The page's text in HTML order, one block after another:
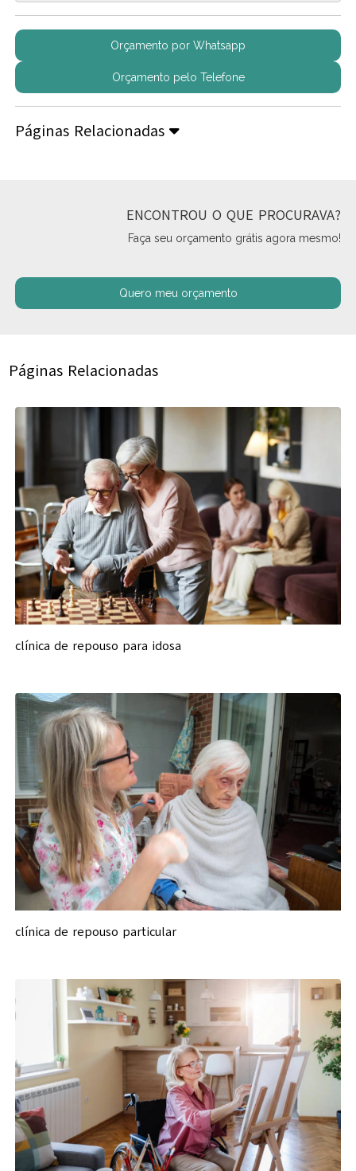
Orçamento por Whatsapp
Orçamento pelo Telefone
Páginas Relacionadas
ENCONTROU O QUE PROCURAVA?
Faça seu orçamento grátis agora mesmo!
Quero meu orçamento
Páginas Relacionadas
clínica de repouso para idosa
clínica de repouso particular